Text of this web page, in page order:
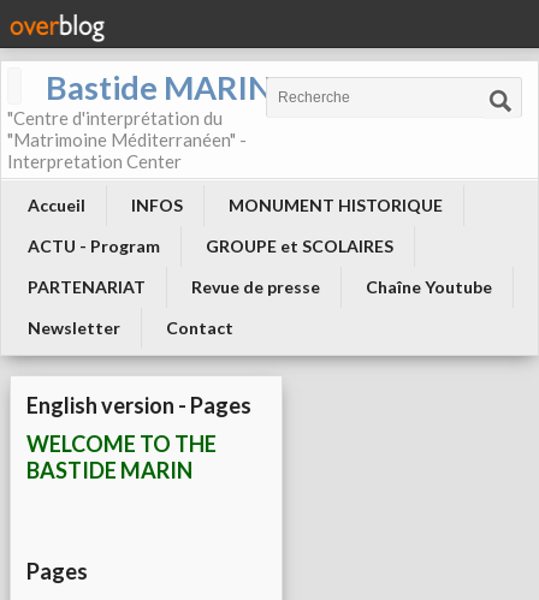
Bastide MARIN
"Centre d'interprétation du
"Matrimoine Méditerranéen" -
Interpretation Center
Accueil INFOS
MONUMENT HISTORIQUE
ACTU - Program
GROUPE et SCOLAIRES
PARTENARIAT
Revue de presse
Chaîne Youtube
Newsletter
Contact
English version - Pages
WELCOME TO THE
BASTIDE MARIN
Pages